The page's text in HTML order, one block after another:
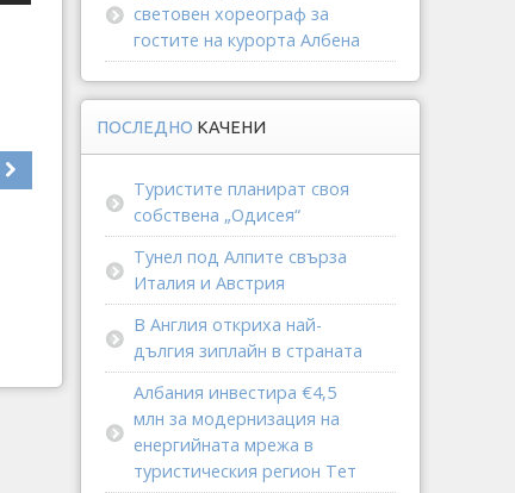
световен хореограф за
гостите на курорта Албена
ПОСЛЕДНО КАЧЕНИ
Туристите планират своя
собствена „Одисея“
Тунел под Алпите свърза
Италия и Австрия
В Англия откриха най-
дългия зиплайн в страната
Албания инвестира €4,5
млн за модернизация на
енергийната мрежа в
туристическия регион Тет